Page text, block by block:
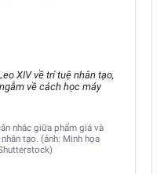
XIV về trí tuệ nhân tạo,
về cách học máy
nhắc giữa phẩm giá và
tạo. (ảnh: Minh họa